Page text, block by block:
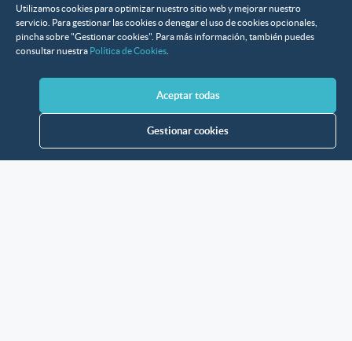
Utilizamos cookies para optimizar nuestro sitio web y mejorar nuestro
servicio. Para gestionar las cookies o denegar el uso de cookies opcionales,
pincha sobre "Gestionar cookies". Para más información, también puedes
consultar nuestra Política de Cookies
Aceptar todas
Gestionar cookies